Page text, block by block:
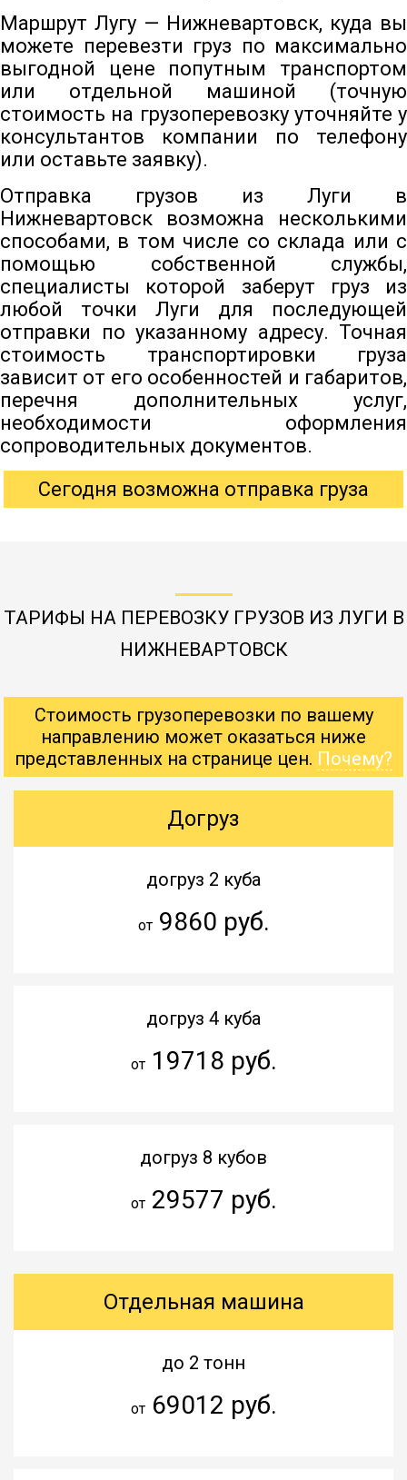
Маршрут Лугу — Нижневартовск, куда вы
можете перевезти груз по максимально
выгодной цене попутным транспортом
или отдельной машиной (точную
стоимость на грузоперевозку уточняйте у
консультантов компании по телефону
или оставьте заявку).
Отправка грузов из Луги в
Нижневартовск возможна несколькими
способами, в том числе со склада или с
помощью собственной службы,
специалисты которой заберут груз из
любой точки Луги для последующей
отправки по указанному адресу. Точная
стоимость транспортировки груза
зависит от его особенностей и габаритов,
перечня дополнительных услуг,
необходимости оформления
сопроводительных документов.
Сегодня возможна отправка груза
ТАРИФЫ НА ПЕРЕВОЗКУ ГРУЗОВ ИЗ ЛУГИ В
НИЖНЕВАРТОВСК
Стоимость грузоперевозки по вашему
направлению может оказаться ниже
представленных на странице цен. Почему?
Догруз
догруз 2 куба
от9860 руб.
догруз 4 куба
от19718 руб.
догруз 8 кубов
от29577 руб.
Отдельная машина
до 2 тонн
от69012 руб.